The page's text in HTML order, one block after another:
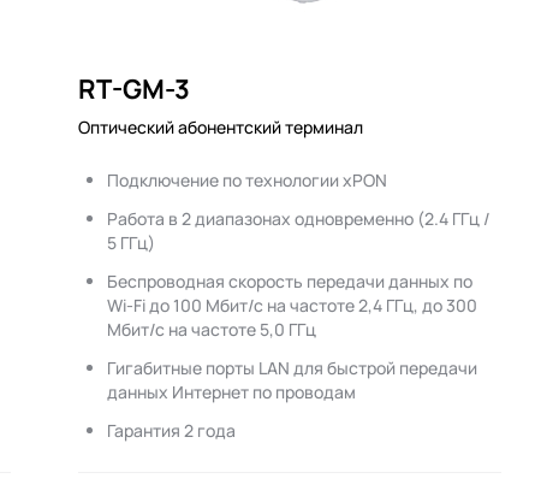
RT-GM-3
Оптический абонентский терминал
Подключение по технологии xPON
Работа в 2 диапазонах одновременно (2.4 ГГц /
5 ГГц)
Беспроводная скорость передачи данных по
Wi-Fi до 100 Мбит/с на частоте 2,4 ГГц, до 300
Мбит/с на частоте 5,0 ГГц
Гигабитные порты LAN для быстрой передачи
данных Интернет по проводам
Гарантия 2 года